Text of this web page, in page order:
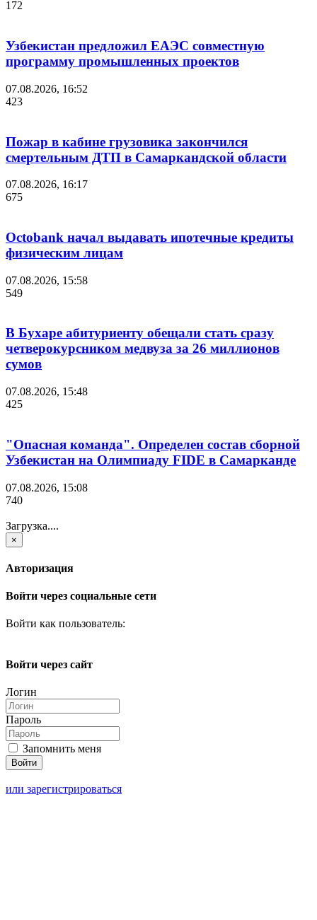
172
Узбекистан предложил ЕАЭС совместную
программу промышленных проектов
07.08.2026, 16:52
423
Пожар в кабине грузовика закончился
смертельным ДТП в Самаркандской области
07.08.2026, 16:17
675
Octobank начал выдавать ипотечные кредиты
физическим лицам
07.08.2026, 15:58
549
В Бухаре абитуриенту обещали стать сразу
четверокурсником медвуза за 26 миллионов
сумов
07.08.2026, 15:48
425
"Опасная команда". Определен состав сборной
Узбекистан на Олимпиаду FIDE в Самарканде
07.08.2026, 15:08
740
Загрузка....
×
Авторизация
Войти через социальные сети
Войти как пользователь:
Войти через сайт
Логин
Пароль
Запомнить меня
или зарегистрироваться